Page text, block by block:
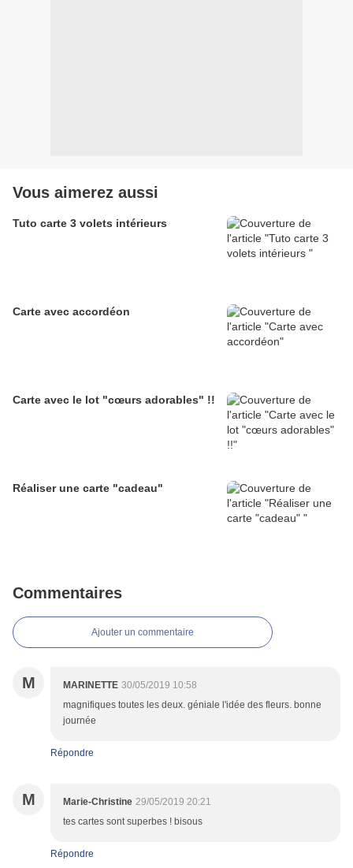
Vous aimerez aussi
Tuto carte 3 volets intérieurs
Carte avec accordéon
Carte avec le lot "cœurs adorables" !!
Réaliser une carte "cadeau"
Commentaires
Ajouter un commentaire
M MARINETTE 30/05/2019 10:58
magnifiques toutes les deux. géniale l'idée des fleurs. bonne
journée
Répondre
M Marie-Christine 29/05/2019 20:21
tes cartes sont superbes ! bisous
Répondre